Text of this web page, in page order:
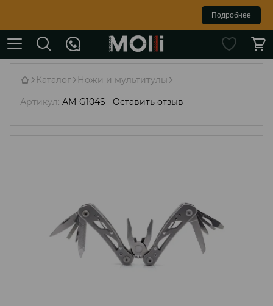
Подробнее
Каталог
Ножи и мультитулы
Артикул: AM-G104S Оставить отзыв